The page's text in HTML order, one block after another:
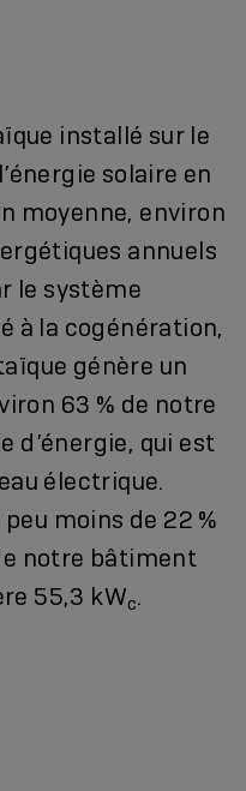
installé sur le
solaire en
moyenne, environ
annuels
le système
à la cogénération,
génère un
63 % de notre
d’énergie, qui est
électrique.
moins de 22 %
notre bâtiment
55,3 kWc.